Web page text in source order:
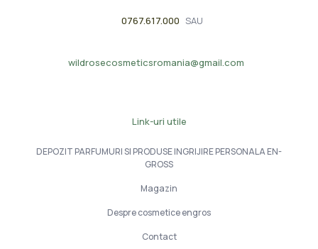
0767.617.000 SAU
wildrosecosmeticsromania@gmail.com
Link-uri utile
DEPOZIT PARFUMURI SI PRODUSE INGRIJIRE PERSONALA EN-
GROSS
Magazin
Despre cosmetice engros
Contact